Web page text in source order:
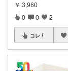
￥ 3,960
0 0 2
コレ